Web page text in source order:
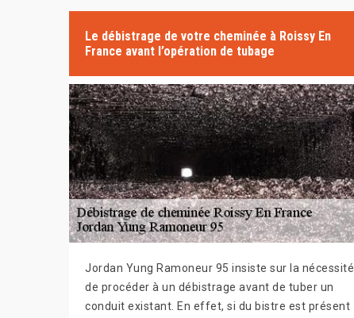
Le débistrage de votre cheminée à Roissy En
France avant l’opération de tubage
Jordan Yung Ramoneur 95 insiste sur la nécessité
de procéder à un débistrage avant de tuber un
conduit existant. En effet, si du bistre est présent